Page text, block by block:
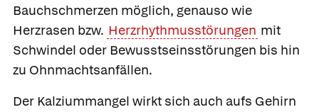
Bauchschmerzen möglich, genauso wie
Herzrasen bzw. Herzrhythmusstörungen mit
Schwindel oder Bewusstseinsstörungen bis hin
zu Ohnmachtsanfällen.
Der Kalziummangel wirkt sich auch aufs Gehirn